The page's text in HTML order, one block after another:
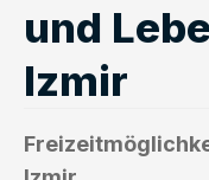
und
Izmir